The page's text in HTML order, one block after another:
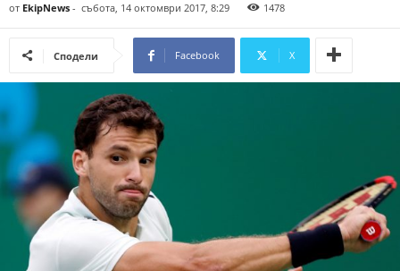
от EkipNews - събота, 14 октомври 2017, 8:29 1478
Сподели Facebook X